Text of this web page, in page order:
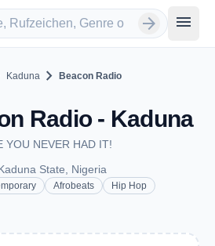
arrow_forward menu
Kaduna chevron_right Beacon Radio
Radio - Kaduna
YOU NEVER HAD IT!
State, Nigeria
Afrobeats Hip Hop